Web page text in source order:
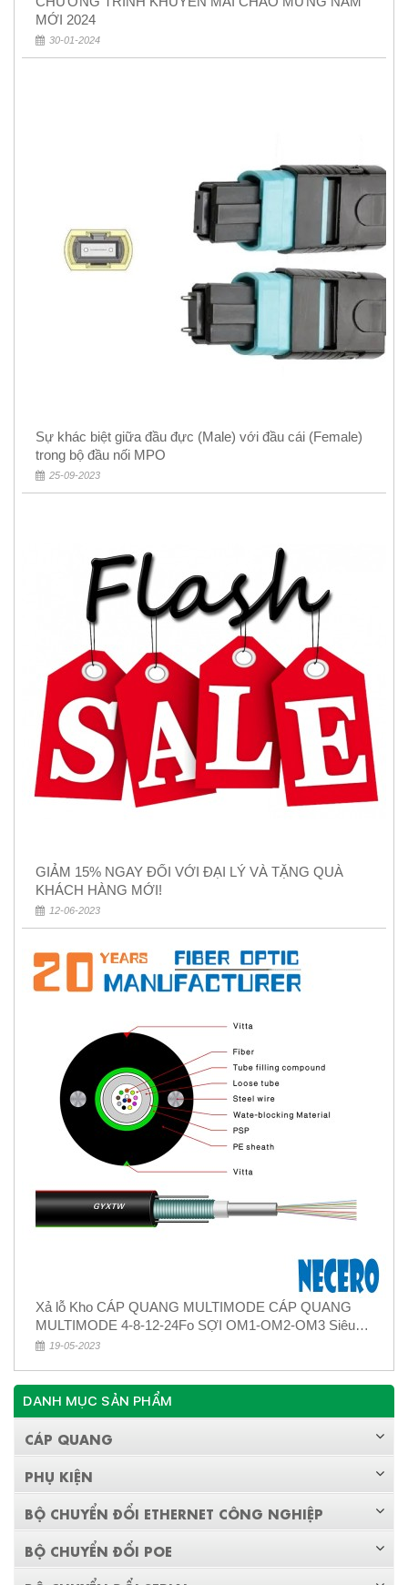
MỚI 2024
30-01-2024
Sự khác biệt giữa đầu đực (Male) với đầu cái (Female)
trong bộ đầu nối MPO
25-09-2023
GIẢM 15% NGAY ĐỐI VỚI ĐẠI LÝ VÀ TẶNG QUÀ
KHÁCH HÀNG MỚI!
12-06-2023
Xả lỗ Kho CÁP QUANG MULTIMODE CÁP QUANG
MULTIMODE 4-8-12-24Fo SỢI OM1-OM2-OM3 Siêu
Rẻ 5k
19-05-2023
DANH MỤC SẢN PHẨM
CÁP QUANG
PHỤ KIỆN
BỘ CHUYỂN ĐỔI ETHERNET CÔNG NGHIỆP
BỘ CHUYỂN ĐỔI POE